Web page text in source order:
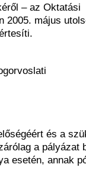
– az Oktatási
2005. május
és a
a pályázat
esetén, annak